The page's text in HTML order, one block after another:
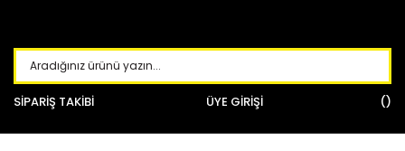
SİPARİŞ TAKİBİ ÜYE GİRİŞİ